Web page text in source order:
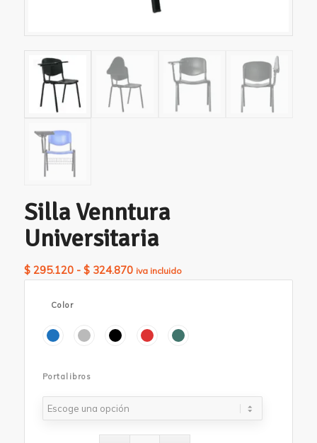
Silla Venntura
Universitaria
$295.120 - $324.870Rango
$ 295.120
iva incluido
Color
Portalibros